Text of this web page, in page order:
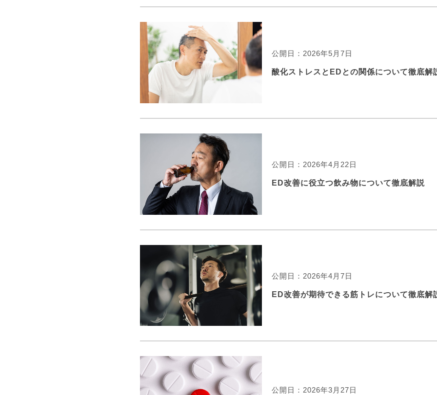
公開日：2026年5月7日
酸化ストレスとEDとの関係について徹底解
公開日：2026年4月22日
ED改善に役立つ飲み物について徹底解説
公開日：2026年4月7日
ED改善が期待できる筋トレについて徹底解
公開日：2026年3月27日